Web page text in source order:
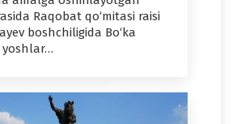
Raqobat qo‘mitasi raisi
boshchiligida Bo‘ka